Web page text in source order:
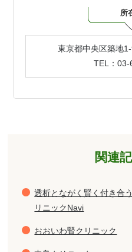
所
東京都中央区築地
TEL：03-
関連
透析とながく賢く付き合
リニックNavi
おおいわ腎クリニック